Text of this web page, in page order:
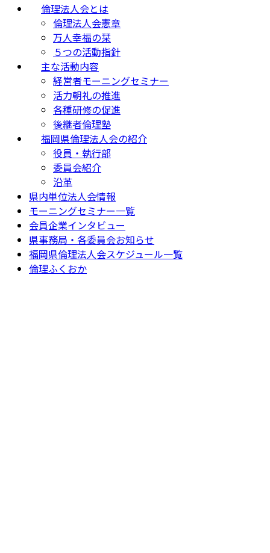
倫理法人会とは
倫理法人会憲章
万人幸福の栞
５つの活動指針
主な活動内容
経営者モーニングセミナー
活力朝礼の推進
各種研修の促進
後継者倫理塾
福岡県倫理法人会の紹介
役員・執行部
委員会紹介
沿革
県内単位法人会情報
モーニングセミナー一覧
会員企業インタビュー
県事務局・各委員会お知らせ
福岡県倫理法人会スケジュール一覧
倫理ふくおか